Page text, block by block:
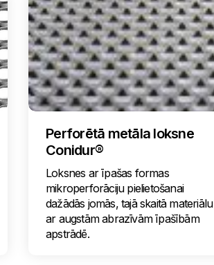
Perforētā metāla loksne
Conidur®
Loksnes ar īpašas formas
mikroperforāciju pielietošanai
dažādās jomās, tajā skaitā materiālu
ar augstām abrazīvām īpašībām
apstrādē.